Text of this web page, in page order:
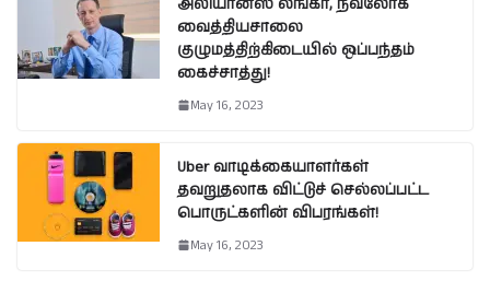
வைத்தியசாலை
குழுமத்திற்கிடையில் ஒப்பந்தம்
கைச்சாத்து!
May 16, 2023
Uber வாடிக்கையாளர்கள்
தவறுதலாக விட்டுச் செல்லப்பட்ட
பொருட்களின் விபரங்கள்!
May 16, 2023